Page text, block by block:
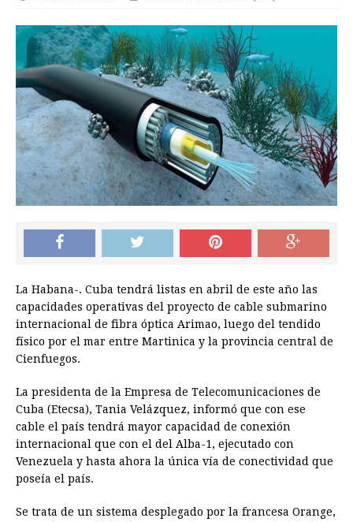
La Habana-. Cuba tendrá listas en abril de este año las
capacidades operativas del proyecto de cable submarino
internacional de fibra óptica Arimao, luego del tendido
físico por el mar entre Martinica y la provincia central de
Cienfuegos.
La presidenta de la Empresa de Telecomunicaciones de
Cuba (Etecsa), Tania Velázquez, informó que con ese
cable el país tendrá mayor capacidad de conexión
internacional que con el del Alba-1, ejecutado con
Venezuela y hasta ahora la única vía de conectividad que
poseía el país.
Se trata de un sistema desplegado por la francesa Orange,